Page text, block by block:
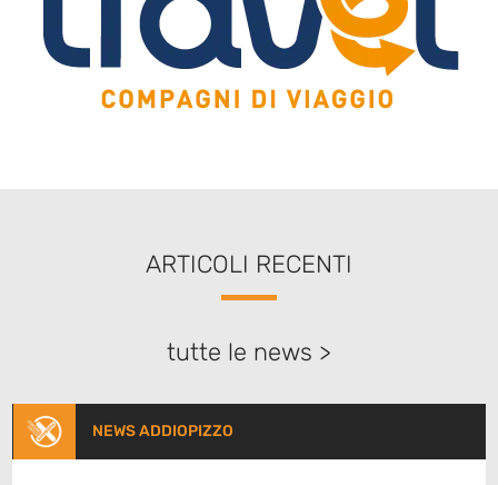
ARTICOLI RECENTI
tutte le news >
NEWS ADDIOPIZZO